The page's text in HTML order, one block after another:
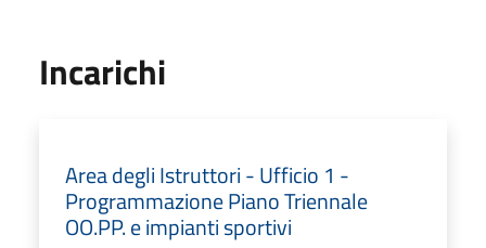
Incarichi
Area degli Istruttori - Ufficio 1 -
Programmazione Piano Triennale
OO.PP. e impianti sportivi